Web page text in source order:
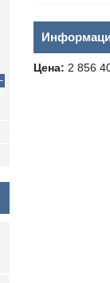
Цена: 2 856